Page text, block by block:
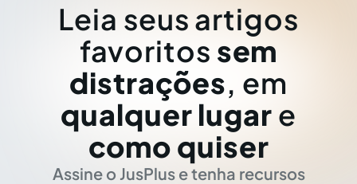
Leia seus artigos
favoritos sem
distrações, em
qualquer lugar e
como quiser
Assine o JusPlus e tenha recursos